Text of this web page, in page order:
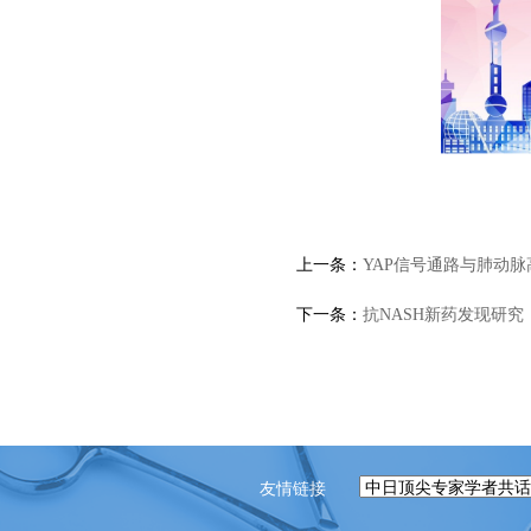
上一条： YAP信号通路与肺动脉
下一条： 抗NASH新药发现研究
友情链接